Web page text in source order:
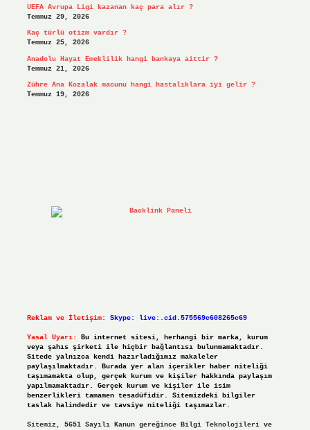
UEFA Avrupa Ligi kazanan kaç para alır ?
Temmuz 29, 2026
Kaç türlü otizm vardır ?
Temmuz 25, 2026
Anadolu Hayat Emeklilik hangi bankaya aittir ?
Temmuz 21, 2026
Zühre Ana Kozalak macunu hangi hastalıklara iyi gelir ?
Temmuz 19, 2026
Reklam ve İletişim: Skype: live:.cid.575569c608265c69
Yasal Uyarı:
Bu internet sitesi, herhangi bir marka, kurum
veya şahıs şirketi ile hiçbir bağlantısı bulunmamaktadır.
Sitede yalnızca kendi hazırladığımız makaleler
paylaşılmaktadır. Burada yer alan içerikler haber niteliği
taşımamakta olup, gerçek kurum ve kişiler hakkında paylaşım
yapılmamaktadır. Gerçek kurum ve kişiler ile isim
benzerlikleri tamamen tesadüfidir. Sitemizdeki bilgiler
taslak halindedir ve tavsiye niteliği taşımazlar.
Sitemiz, 5651 Sayılı Kanun gereğince Bilgi Teknolojileri ve